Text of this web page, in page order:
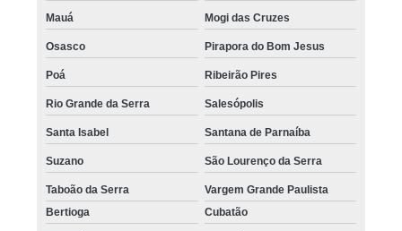
Mauá Mogi das Cruzes
Osasco Pirapora do Bom Jesus
Poá Ribeirão Pires
Rio Grande da Serra Salesópolis
Santa Isabel Santana de Parnaíba
Suzano São Lourenço da Serra
Taboão da Serra
Vargem Grande Paulista
Bertioga
Cubatão